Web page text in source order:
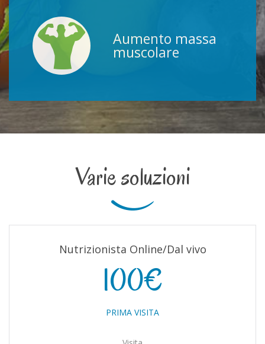
Aumento massa
muscolare
Varie soluzioni
Nutrizionista Online/Dal vivo
100€
PRIMA VISITA